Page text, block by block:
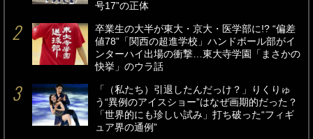
号17”の正体
卒業生の大半が東大・京大・医学部に!? “偏差
値78”「関西の超進学校」ハンドボール部がイ
ンターハイ出場の衝撃…東大寺学園「まさかの
快挙」のウラ話
「（私たち）引退したんだっけ？」りくりゅ
う“異例のアイスショー”はなぜ画期的だった？
「世界的にも珍しい試み」打ち破った“フィギ
ュア界の通例”